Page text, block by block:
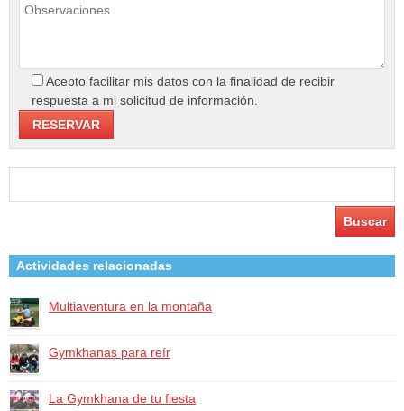
Acepto facilitar mis datos con la finalidad de recibir
respuesta a mi solicitud de información.
Actividades relacionadas
Multiaventura en la montaña
Gymkhanas para reír
La Gymkhana de tu fiesta